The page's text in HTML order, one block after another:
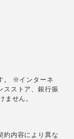
。 ※インターネ
スストア、銀行振
ません。
約内容により異な